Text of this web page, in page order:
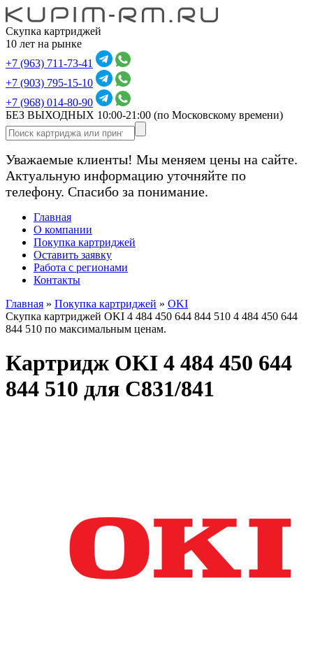
Скупка картриджей
10 лет на рынке
+7 (963) 711-73-41
+7 (903) 795-15-10
+7 (968) 014-80-90
БЕЗ ВЫХОДНЫХ 10:00-21:00 (по Московскому времени)
Уважаемые клиенты! Мы меняем цены на сайте.
Актуальную информацию уточняйте по
телефону. Спасибо за понимание.
Главная
О компании
Покупка картриджей
Оставить заявку
Работа с регионами
Контакты
Главная » Покупка картриджей » OKI
Скупка картриджей OKI 4 484 450 644 844 510 4 484 450 644
844 510 по максимальным ценам.
Картридж OKI 4 484 450 644
844 510 для C831/841